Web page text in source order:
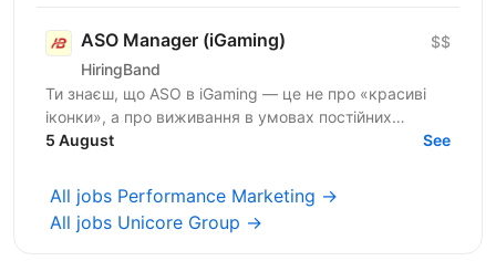
ASO Manager (iGaming)
HiringBand
$$
Ти знаєш, що ASO в iGaming — це не про «красиві
іконки», а про виживання в умовах постійних
штормів, обхід модерації та ювелірну роботу з
5 August See
All jobs Performance Marketing →
All jobs Unicore Group →